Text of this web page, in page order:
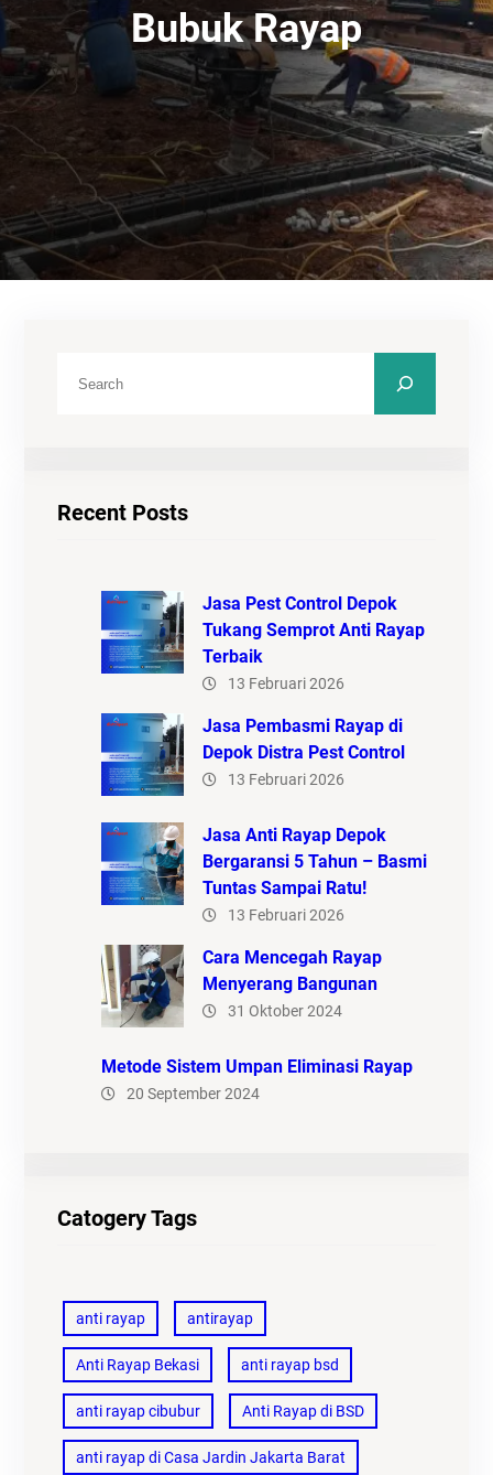
Bubuk Rayap
Recent Posts
Jasa Pest Control Depok
Tukang Semprot Anti Rayap
Terbaik
13 Februari 2026
Jasa Pembasmi Rayap di
Depok Distra Pest Control
13 Februari 2026
Jasa Anti Rayap Depok
Bergaransi 5 Tahun – Basmi
Tuntas Sampai Ratu!
13 Februari 2026
Cara Mencegah Rayap
Menyerang Bangunan
31 Oktober 2024
Metode Sistem Umpan Eliminasi Rayap
20 September 2024
Catogery Tags
anti rayap antirayap
Anti Rayap Bekasi anti rayap bsd
anti rayap cibubur Anti Rayap di BSD
anti rayap di Casa Jardin Jakarta Barat